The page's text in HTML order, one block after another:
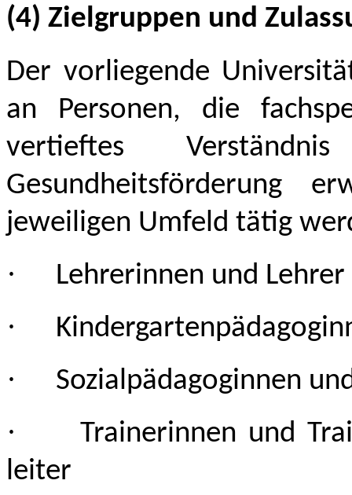
(4) Zielgruppen und
Der vorliegende
an Personen, die
vertieftes
Gesundheitsförderung
jeweiligen Umfeld tätig
· Lehrerinnen und
·
· Sozialpädagoginnen
·
Trainerinnen und
leiter